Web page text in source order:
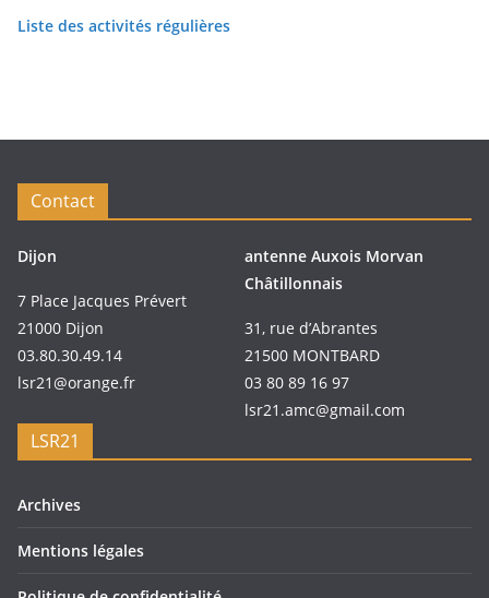
Liste des activités régulières
Contact
Dijon
7 Place Jacques Prévert
21000 Dijon
03.80.30.49.14
lsr21@orange.fr
antenne Auxois Morvan
Châtillonnais
31, rue d’Abrantes
21500 MONTBARD
03 80 89 16 97
lsr21.amc@gmail.com
LSR21
Archives
Mentions légales